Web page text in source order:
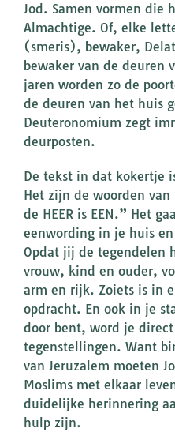
Jod. Samen vormen die
Almachtige. Of, elke
(smeris), bewaker,
bewaker van de deuren
jaren worden zo de
de deuren van het huis
Deuteronomium zegt
deurposten.
De tekst in dat kokertje
Het zijn de woorden
de HEER is EEN.” Het
eenwording in je huis
Opdat jij de tegendelen
vrouw, kind en ouder,
arm en rijk. Zoiets is in
opdracht. En ook in je
door bent, word je
tegenstellingen. Want
van Jeruzalem moeten
Moslims met elkaar
duidelijke herinnering
hulp zijn.